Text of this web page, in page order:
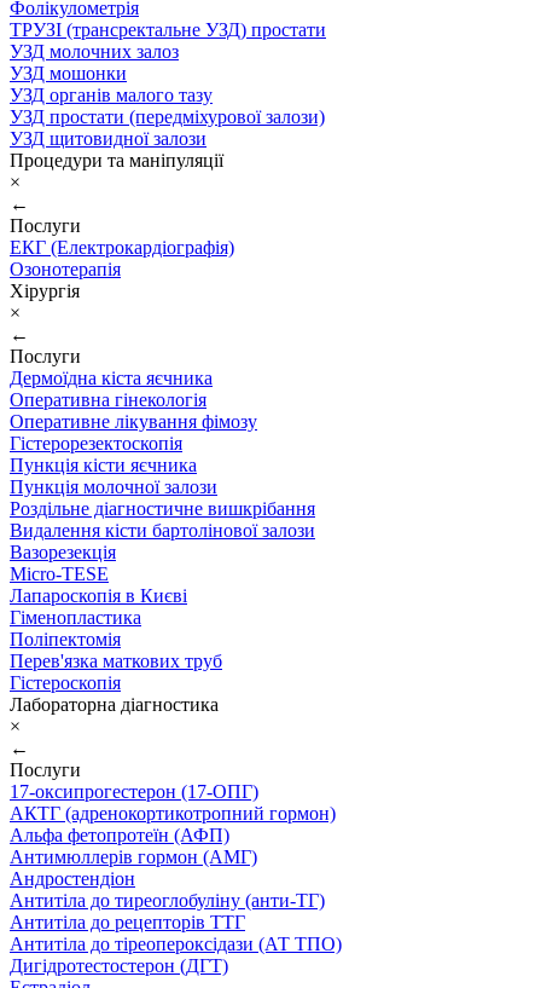
Фолікулометрія
ТРУЗІ (трансректальне УЗД) простати
УЗД молочних залоз
УЗД мошонки
УЗД органів малого тазу
УЗД простати (передміхурової залози)
УЗД щитовидної залози
Процедури та маніпуляції
×
←
Послуги
ЕКГ (Електрокардіографія)
Озонотерапія
Хірургія
×
←
Послуги
Дермоїдна кіста яєчника
Оперативна гінекологія
Оперативне лікування фімозу
Гістерорезектоскопія
Пункція кісти яєчника
Пункція молочної залози
Роздільне діагностичне вишкрібання
Видалення кісти бартолінової залози
Вазорезекція
Micro-TESE
Лапароскопія в Києві
Гіменопластика
Поліпектомія
Перев'язка маткових труб
Гістероскопія
Лабораторна діагностика
×
←
Послуги
17-оксипрогестерон (17-ОПГ)
АКТГ (адренокортикотропний гормон)
Альфа фетопротеїн (АФП)
Антимюллерів гормон (АМГ)
Андростендіон
Антитіла до тиреоглобуліну (анти-ТГ)
Антитіла до рецепторів ТТГ
Антитіла до тіреопероксідази (АТ ТПО)
Дигідротестостерон (ДГТ)